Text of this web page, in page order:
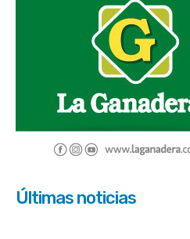
Últimas noticias